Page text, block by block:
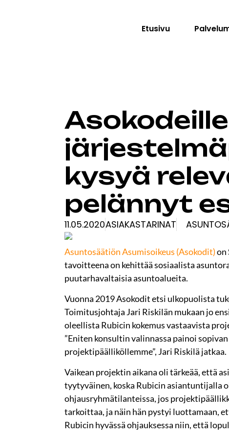
Etusivu
kysyä
pelännyt
11.05.2020ASIAKASTARINAT
Asuntosäätiön Asumisoikeus (Asokodit)on
tavoitteena on kehittää sosiaalista
puutarhavaltaisia asuntoalueita.
Vuonna 2019 Asokodit etsi ulkopuolista
Toimitusjohtaja Jari Riskilän mukaan jo
oleellista Rubicin kokemus vastaavista
”Eniten konsultin valinnassa painoi
projektipäälliköllemme”, Jari Riskilä jatkaa.
Vaikean projektin aikana oli tärkeää, että
tyytyväinen, koska Rubicin asiantuntijalla
ohjausryhmätilanteissa, jos
tarkoittaa, ja näin hän pystyi luottamaan,
Rubicin hyvässä ohjauksessa niin, että